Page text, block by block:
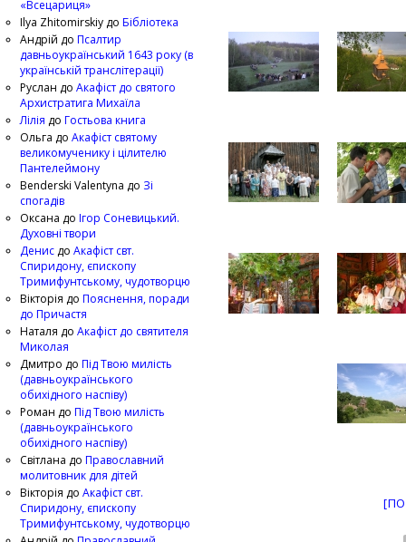
«Всецариця»
Ilya Zhitomirskiy до Бібліотека
Андрій до Псалтир
давньоукраїнський 1643 року (в
українській транслітерації)
Руслан до Акафіст до святого
Архистратига Михаїла
Лілія до Гостьова книга
Ольга до Акафіст святому
великомученику і цілителю
Пантелеймону
Benderski Valentyna до Зі
спогадів
Оксана до Ігор Соневицький.
Духовні твори
Денис до Акафіст свт.
Спиридону, єпископу
Тримифунтському, чудотворцю
Вікторія до Пояснення, поради
до Причастя
Наталя до Акафіст до святителя
Миколая
Дмитро до Під Твою милість
(давньоукраїнського
обихідного наспіву)
Роман до Під Твою милість
(давньоукраїнського
обихідного наспіву)
Світлана до Православний
молитовник для дітей
Вікторія до Акафіст свт.
Спиридону, єпископу
Тримифунтському, чудотворцю